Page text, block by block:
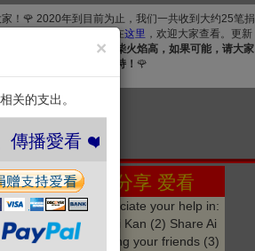
！🌹 2020年到目前为止，我们一共收到大约25笔捐
$777.83. 详细清单公布在这里 ，欢迎大家查看。更新
的时间和资源，
众人拾柴火焰高，如果可能，请大家
爱看。衷心感谢您的支持！ 🌹
愷 美
分享 爱看
We appreciate your help in:
(1) Like Ai Kan (2) Share Ai
Kan among your friends (3)
×
关的支出。
、傳播愛看 ❤️